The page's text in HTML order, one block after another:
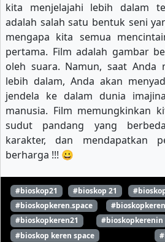
kita menjelajahi lebih dalam
adalah salah satu bentuk seni
mengapa kita semua
pertama. Film adalah gambar
oleh suara. Namun, saat Anda
lebih dalam, Anda akan
jendela ke dalam dunia
manusia. Film memungkinkan
sudut pandang yang
karakter, dan mendapatkan
berharga !!! 😀
#bioskop21 #bioskop 21
#bioskopkeren.space
#bioskopkeren21
#bioskopkerenin
#bioskop keren space